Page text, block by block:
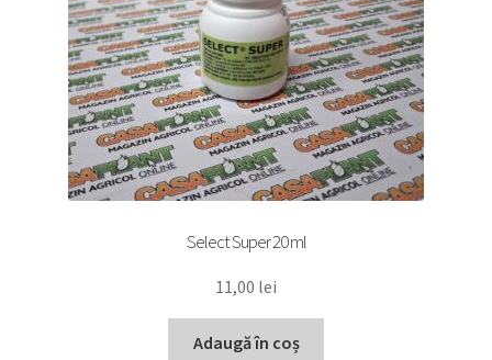
Select Super 20 ml
11,00 lei
Adaugă în coș